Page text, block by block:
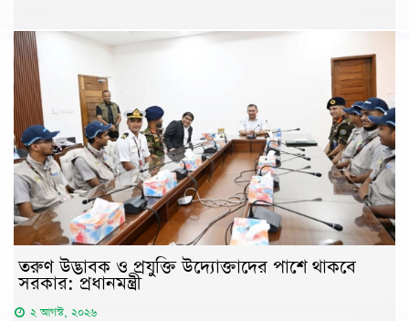
তরুণ উদ্ভাবক ও প্রযুক্তি উদ্যোক্তাদের পাশে থাকবে
সরকার: প্রধানমন্ত্রী
২ আগস্ট, ২০২৬